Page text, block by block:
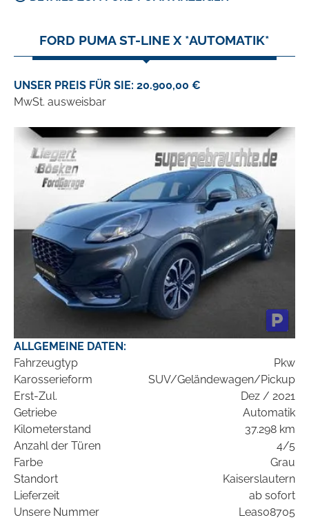
FORD PUMA ST-LINE X *AUTOMATIK*
UNSER PREIS FÜR SIE: 20.900,00 €
MwSt. ausweisbar
ALLGEMEINE DATEN:
Fahrzeugtyp
Pkw
Karosserieform
SUV/Geländewagen/Pickup
Erst-Zul.
Dez / 2021
Getriebe
Automatik
Kilometerstand
37.298 km
Anzahl der Türen
4/5
Farbe
Grau
Standort
Kaiserslautern
Lieferzeit
ab sofort
Unsere Nummer
Leas08705